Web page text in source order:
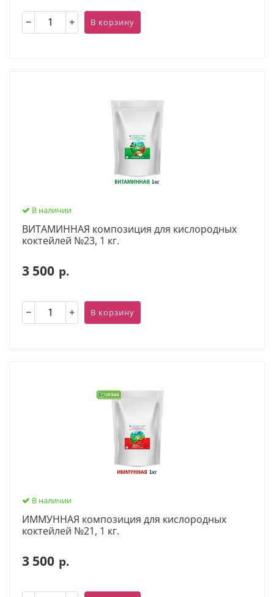
В корзину
В наличии
ВИТАМИННАЯ композиция для кислородных
коктейлей №23, 1 кг.
3 500 р.
В корзину
В наличии
ИММУННАЯ композиция для кислородных
коктейлей №21, 1 кг.
3 500 р.